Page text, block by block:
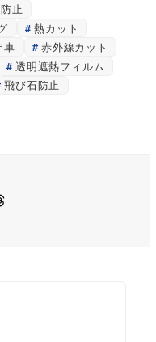
止
熱カット
車
赤外線カット
透明遮熱フィルム
飛び石防止
Threads